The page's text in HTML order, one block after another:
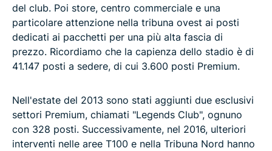
del club. Poi store, centro commerciale e una
particolare attenzione nella tribuna ovest ai posti
dedicati ai pacchetti per una più alta fascia di
prezzo. Ricordiamo che la capienza dello stadio è di
41.147 posti a sedere, di cui 3.600 posti Premium.
Nell'estate del 2013 sono stati aggiunti due esclusivi
settori Premium, chiamati "Legends Club", ognuno
con 328 posti. Successivamente, nel 2016, ulteriori
interventi nelle aree T100 e nella Tribuna Nord hanno